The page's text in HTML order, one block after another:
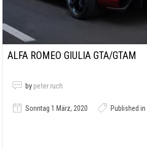
ALFA ROMEO GIULIA GTA/GTAM
by peter ruch
Sonntag 1 März, 2020 Published in